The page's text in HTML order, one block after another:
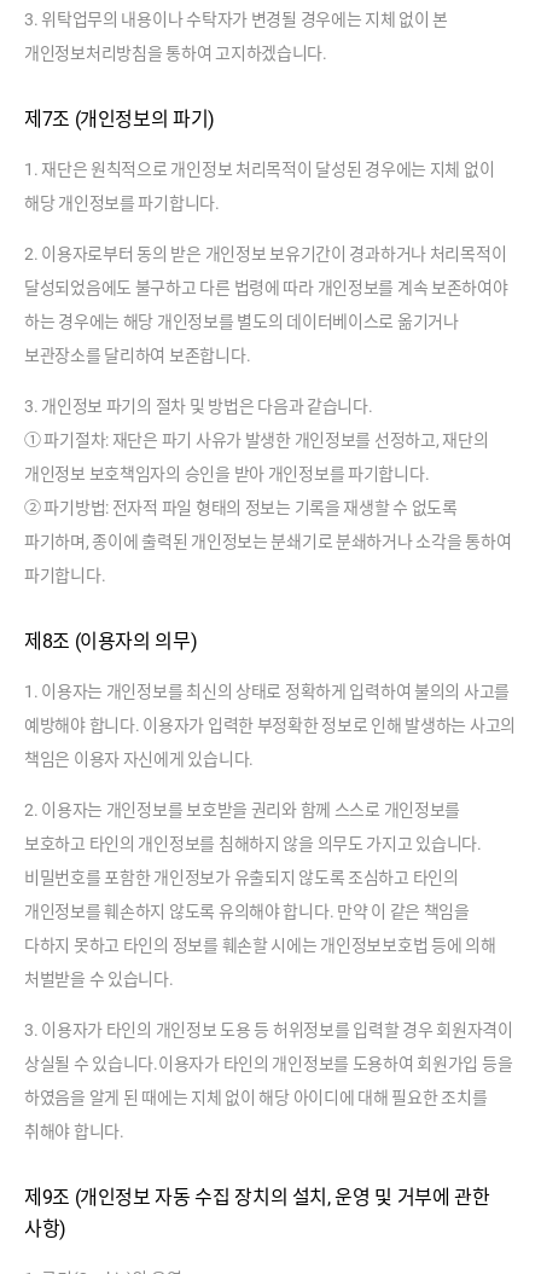
업
체
)
위
업
무
용
,
위
탁
인
정
항
목
3. 위탁업무의 내용이나 수탁자가 변경될 경우에는 지체 없이 본
개인정보처리방침을 통하여 고지하겠습니다.
제7조 (개인정보의 파기)
1. 재단은 원칙적으로 개인정보 처리목적이 달성된 경우에는 지체 없이
해당 개인정보를 파기합니다.
2. 이용자로부터 동의 받은 개인정보 보유기간이 경과하거나 처리목적이
달성되었음에도 불구하고 다른 법령에 따라 개인정보를 계속 보존하여야
하는 경우에는 해당 개인정보를 별도의 데이터베이스로 옮기거나
보관장소를 달리하여 보존합니다.
3. 개인정보 파기의 절차 및 방법은 다음과 같습니다.
① 파기절차: 재단은 파기 사유가 발생한 개인정보를 선정하고, 재단의
개인정보 보호책임자의 승인을 받아 개인정보를 파기합니다.
② 파기방법: 전자적 파일 형태의 정보는 기록을 재생할 수 없도록
파기하며, 종이에 출력된 개인정보는 분쇄기로 분쇄하거나 소각을 통하여
파기합니다.
제8조 (이용자의 의무)
1. 이용자는 개인정보를 최신의 상태로 정확하게 입력하여 불의의 사고를
예방해야 합니다. 이용자가 입력한 부정확한 정보로 인해 발생하는 사고의
책임은 이용자 자신에게 있습니다.
2. 이용자는 개인정보를 보호받을 권리와 함께 스스로 개인정보를
보호하고 타인의 개인정보를 침해하지 않을 의무도 가지고 있습니다.
비밀번호를 포함한 개인정보가 유출되지 않도록 조심하고 타인의
개인정보를 훼손하지 않도록 유의해야 합니다. 만약 이 같은 책임을
다하지 못하고 타인의 정보를 훼손할 시에는 개인정보보호법 등에 의해
처벌받을 수 있습니다.
3. 이용자가 타인의 개인정보 도용 등 허위정보를 입력할 경우 회원자격이
상실될 수 있습니다.이용자가 타인의 개인정보를 도용하여 회원가입 등을
하였음을 알게 된 때에는 지체 없이 해당 아이디에 대해 필요한 조치를
취해야 합니다.
제9조 (개인정보 자동 수집 장치의 설치, 운영 및 거부에 관한
사항)